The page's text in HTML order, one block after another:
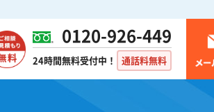
0120-926-449
24時間無料受付中！ 通話料無料